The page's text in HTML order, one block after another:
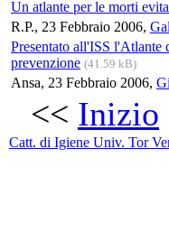
Un atlante per le morti
R.P., 23 Febbraio 2006,
Presentato all'ISS l'Atlante
prevenzione (41.59 kB)
Ansa, 23 Febbraio 2006,
<< Inizio
Catt. di Igiene Univ. Tor